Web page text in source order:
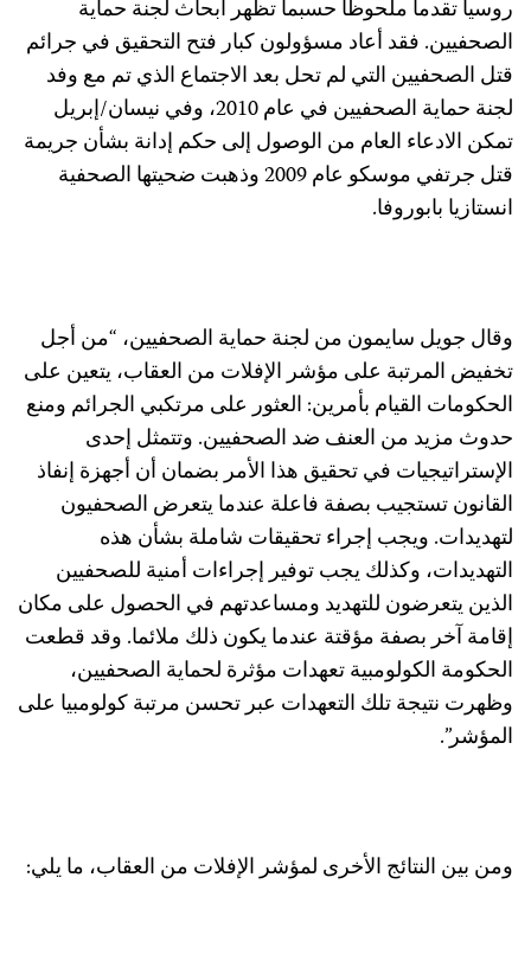
روسيا تقدما ملحوظا حسبما تظهر أبحاث لجنة حماية
الصحفيين. فقد أعاد مسؤولون كبار فتح التحقيق في جرائم
قتل الصحفيين التي لم تحل بعد الاجتماع الذي تم مع وفد
لجنة حماية الصحفيين في عام 2010، وفي نيسان/إبريل
تمكن الادعاء العام من الوصول إلى حكم إدانة بشأن جريمة
قتل جرتفي موسكو عام 2009 وذهبت ضحيتها الصحفية
انستازيا بابوروفا.
وقال جويل سايمون من لجنة حماية الصحفيين، “من أجل
تخفيض المرتبة على مؤشر الإفلات من العقاب، يتعين على
الحكومات القيام بأمرين: العثور على مرتكبي الجرائم ومنع
حدوث مزيد من العنف ضد الصحفيين. وتتمثل إحدى
الإستراتيجيات في تحقيق هذا الأمر بضمان أن أجهزة إنفاذ
القانون تستجيب بصفة فاعلة عندما يتعرض الصحفيون
لتهديدات. ويجب إجراء تحقيقات شاملة بشأن هذه
التهديدات، وكذلك يجب توفير إجراءات أمنية للصحفيين
الذين يتعرضون للتهديد ومساعدتهم في الحصول على مكان
إقامة آخر بصفة مؤقتة عندما يكون ذلك ملائما. وقد قطعت
الحكومة الكولومبية تعهدات مؤثرة لحماية الصحفيين،
وظهرت نتيجة تلك التعهدات عبر تحسن مرتبة كولومبيا على
المؤشر”.
ومن بين النتائج الأخرى لمؤشر الإفلات من العقاب، ما يلي: